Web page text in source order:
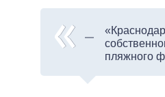
пляжного